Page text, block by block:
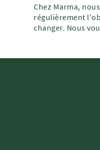
Chez Marma,
régulièrement
changer. Nous